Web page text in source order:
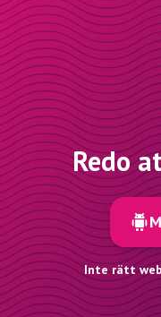
Redo
Inte rätt